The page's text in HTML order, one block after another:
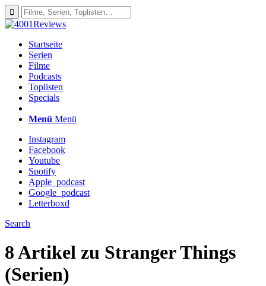
Startseite
Serien
Filme
Podcasts
Toplisten
Specials
Menü Menü
Instagram
Facebook
Youtube
Spotify
Apple_podcast
Google_podcast
Letterboxd
Search
8 Artikel zu Stranger Things
(Serien)